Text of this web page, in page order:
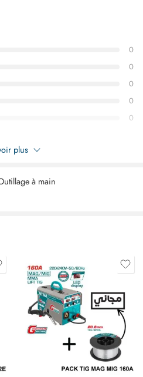
0
0
0
0
0
avis sur “TOTAL Jeux 3 cle a
THTK1013”
plus
à main